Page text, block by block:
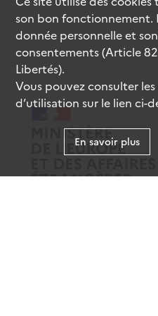
son bon fonctionnement.
donnée personnelle et
consentements (Article
Libertés).
Vous pouvez consulter
d’utilisation sur le lien ci-
En savoir plus